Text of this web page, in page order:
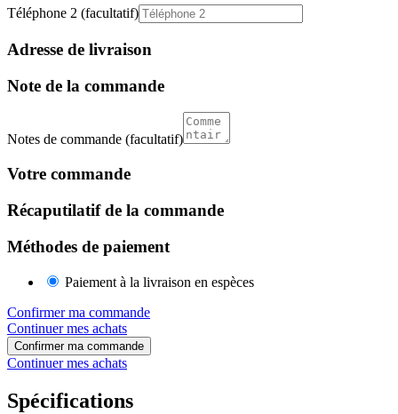
Téléphone 2 (facultatif)
Adresse de livraison
Note de la commande
Notes de commande (facultatif)
Votre commande
Récaputilatif de la commande
Méthodes de paiement
Paiement à la livraison en espèces
Confirmer ma commande
Continuer mes achats
Confirmer ma commande
Continuer mes achats
Spécifications